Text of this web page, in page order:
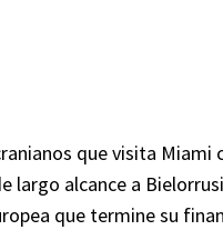
que visita Miami
largo alcance a
que termine su